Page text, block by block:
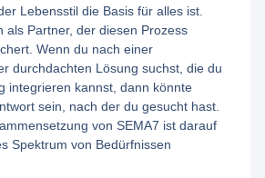
Lebensstil die Basis für alles ist.
als Partner, der diesen Prozess
Wenn du nach einer
durchdachten Lösung suchst, die du
integrieren kannst, dann könnte
sein, nach der du gesucht hast.
von SEMA7 ist darauf
Spektrum von Bedürfnissen